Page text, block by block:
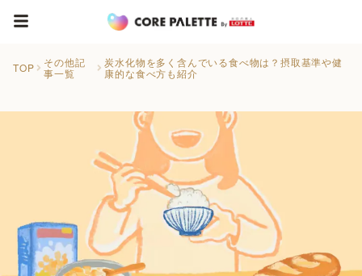
TOP
その他記
事一覧
炭水化物を多く含んでいる食べ物は？摂取基準や健
康的な食べ方も紹介